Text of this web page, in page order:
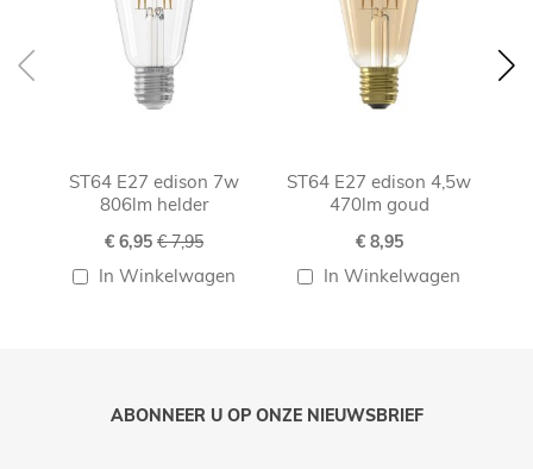
ST64 E27 edison 7w
806lm helder
Speciale
€ 6,95 € 7,95
In Winkelwagen
ST64 E27 edison 4,5w
470lm goud
€ 8,95
In Winkelwagen
ABONNEER U OP ONZE NIEUWSBRIEF